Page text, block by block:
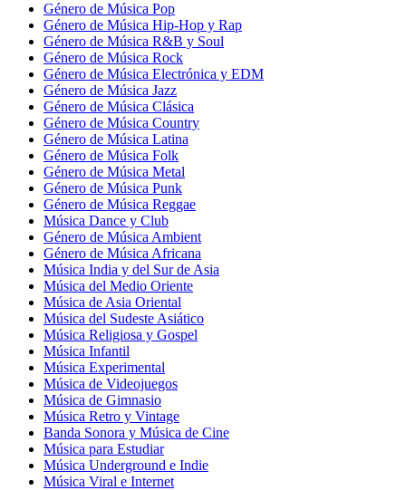
Género de Música Pop
Género de Música Hip-Hop y Rap
Género de Música R&B y Soul
Género de Música Rock
Género de Música Electrónica y EDM
Género de Música Jazz
Género de Música Clásica
Género de Música Country
Género de Música Latina
Género de Música Folk
Género de Música Metal
Género de Música Punk
Género de Música Reggae
Música Dance y Club
Género de Música Ambient
Género de Música Africana
Música India y del Sur de Asia
Música del Medio Oriente
Música de Asia Oriental
Música del Sudeste Asiático
Música Religiosa y Gospel
Música Infantil
Música Experimental
Música de Videojuegos
Música de Gimnasio
Música Retro y Vintage
Banda Sonora y Música de Cine
Música para Estudiar
Música Underground e Indie
Música Viral e Internet